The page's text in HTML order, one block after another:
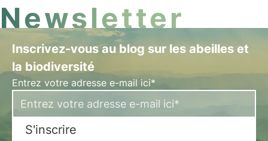
Newsletter
Inscrivez-vous au blog sur les abeilles et
la biodiversité
Entrez votre adresse e-mail ici*
S'inscrire